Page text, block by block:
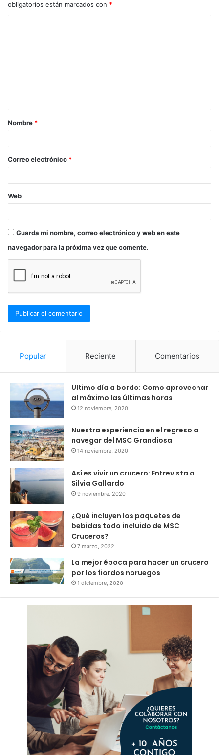
obligatorios están marcados con *
a
r
*
Nombre *
Correo electrónico *
Web
Guarda mi nombre, correo electrónico y web en este
navegador para la próxima vez que comente.
Popular Reciente Comentarios
Ultimo día a bordo: Como aprovechar
al máximo las últimas horas
12 noviembre, 2020
Nuestra experiencia en el regreso a
navegar del MSC Grandiosa
14 noviembre, 2020
Así es vivir un crucero: Entrevista a
Silvia Gallardo
9 noviembre, 2020
¿Qué incluyen los paquetes de
bebidas todo incluido de MSC
Cruceros?
7 marzo, 2022
La mejor época para hacer un crucero
por los fiordos noruegos
1 diciembre, 2020